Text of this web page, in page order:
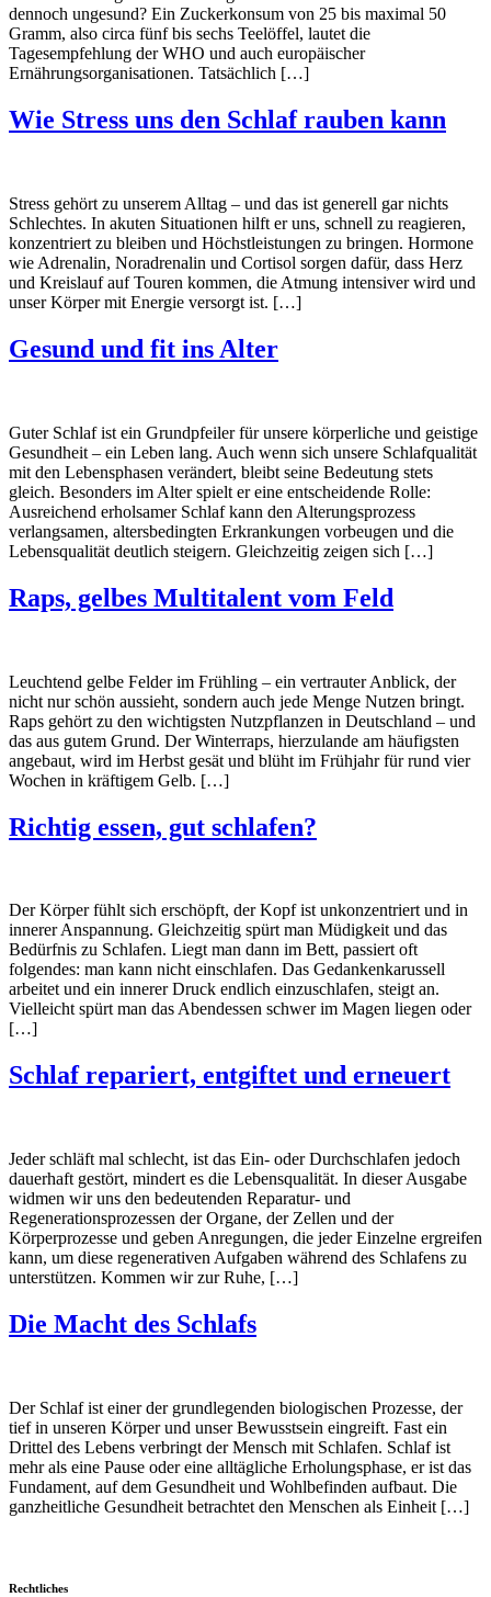
dennoch ungesund? Ein Zuckerkonsum von 25 bis maximal 50
Gramm, also circa fünf bis sechs Teelöffel, lautet die
Tagesempfehlung der WHO und auch europäischer
Ernährungsorganisationen. Tatsächlich […]
Wie Stress uns den Schlaf rauben kann
Stress gehört zu unserem Alltag – und das ist generell gar nichts
Schlechtes. In akuten Situationen hilft er uns, schnell zu reagieren,
konzentriert zu bleiben und Höchstleistungen zu bringen. Hormone
wie Adrenalin, Noradrenalin und Cortisol sorgen dafür, dass Herz
und Kreislauf auf Touren kommen, die Atmung intensiver wird und
unser Körper mit Energie versorgt ist. […]
Gesund und fit ins Alter
Guter Schlaf ist ein Grundpfeiler für unsere körperliche und geistige
Gesundheit – ein Leben lang. Auch wenn sich unsere Schlafqualität
mit den Lebensphasen verändert, bleibt seine Bedeutung stets
gleich. Besonders im Alter spielt er eine entscheidende Rolle:
Ausreichend erholsamer Schlaf kann den Alterungsprozess
verlangsamen, altersbedingten Erkrankungen vorbeugen und die
Lebensqualität deutlich steigern. Gleichzeitig zeigen sich […]
Raps, gelbes Multitalent vom Feld
Leuchtend gelbe Felder im Frühling – ein vertrauter Anblick, der
nicht nur schön aussieht, sondern auch jede Menge Nutzen bringt.
Raps gehört zu den wichtigsten Nutzpflanzen in Deutschland – und
das aus gutem Grund. Der Winterraps, hierzulande am häufigsten
angebaut, wird im Herbst gesät und blüht im Frühjahr für rund vier
Wochen in kräftigem Gelb. […]
Richtig essen, gut schlafen?
Der Körper fühlt sich erschöpft, der Kopf ist unkonzentriert und in
innerer Anspannung. Gleichzeitig spürt man Müdigkeit und das
Bedürfnis zu Schlafen. Liegt man dann im Bett, passiert oft
folgendes: man kann nicht einschlafen. Das Gedankenkarussell
arbeitet und ein innerer Druck endlich einzuschlafen, steigt an.
Vielleicht spürt man das Abendessen schwer im Magen liegen oder
[…]
Schlaf repariert, entgiftet und erneuert
Jeder schläft mal schlecht, ist das Ein- oder Durchschlafen jedoch
dauerhaft gestört, mindert es die Lebensqualität. In dieser Ausgabe
widmen wir uns den bedeutenden Reparatur- und
Regenerationsprozessen der Organe, der Zellen und der
Körperprozesse und geben Anregungen, die jeder Einzelne ergreifen
kann, um diese regenerativen Aufgaben während des Schlafens zu
unterstützen. Kommen wir zur Ruhe, […]
Die Macht des Schlafs
Der Schlaf ist einer der grundlegenden biologischen Prozesse, der
tief in unseren Körper und unser Bewusstsein eingreift. Fast ein
Drittel des Lebens verbringt der Mensch mit Schlafen. Schlaf ist
mehr als eine Pause oder eine alltägliche Erholungsphase, er ist das
Fundament, auf dem Gesundheit und Wohlbefinden aufbaut. Die
ganzheitliche Gesundheit betrachtet den Menschen als Einheit […]
Rechtliches